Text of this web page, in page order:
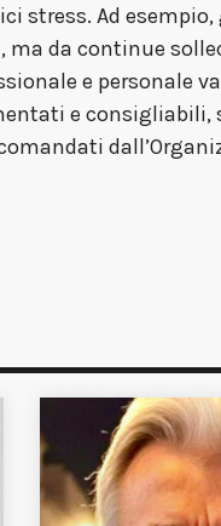
stress. Ad
da continue
e personale
e